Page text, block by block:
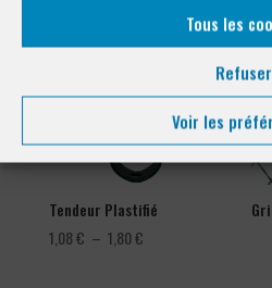
Tous les
Refuser
Voir les
Tendeur Plastifié
1,08€ – 1,80€Plage